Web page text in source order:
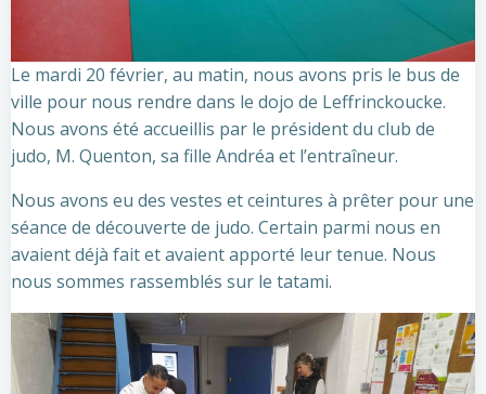
Le mardi 20 février, au matin, nous avons pris le bus de
ville pour nous rendre dans le dojo de Leffrinckoucke.
Nous avons été accueillis par le président du club de
judo, M. Quenton, sa fille Andréa et l’entraîneur.
Nous avons eu des vestes et ceintures à prêter pour une
séance de découverte de judo. Certain parmi nous en
avaient déjà fait et avaient apporté leur tenue. Nous
nous sommes rassemblés sur le tatami.